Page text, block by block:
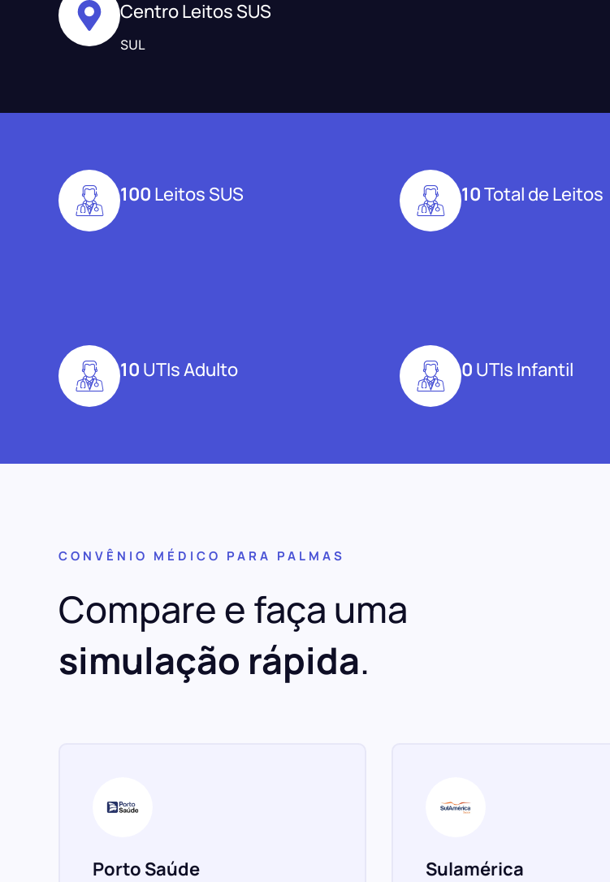
Centro Leitos SUS
SUL
100 Leitos SUS 10Total de Leitos
10 UTIs Adulto 0 UTIs Infantil
CONVÊNIO MÉDICO PARA PALMAS
Compare e faça uma
simulação rápida.
Porto Saúde Sulamérica